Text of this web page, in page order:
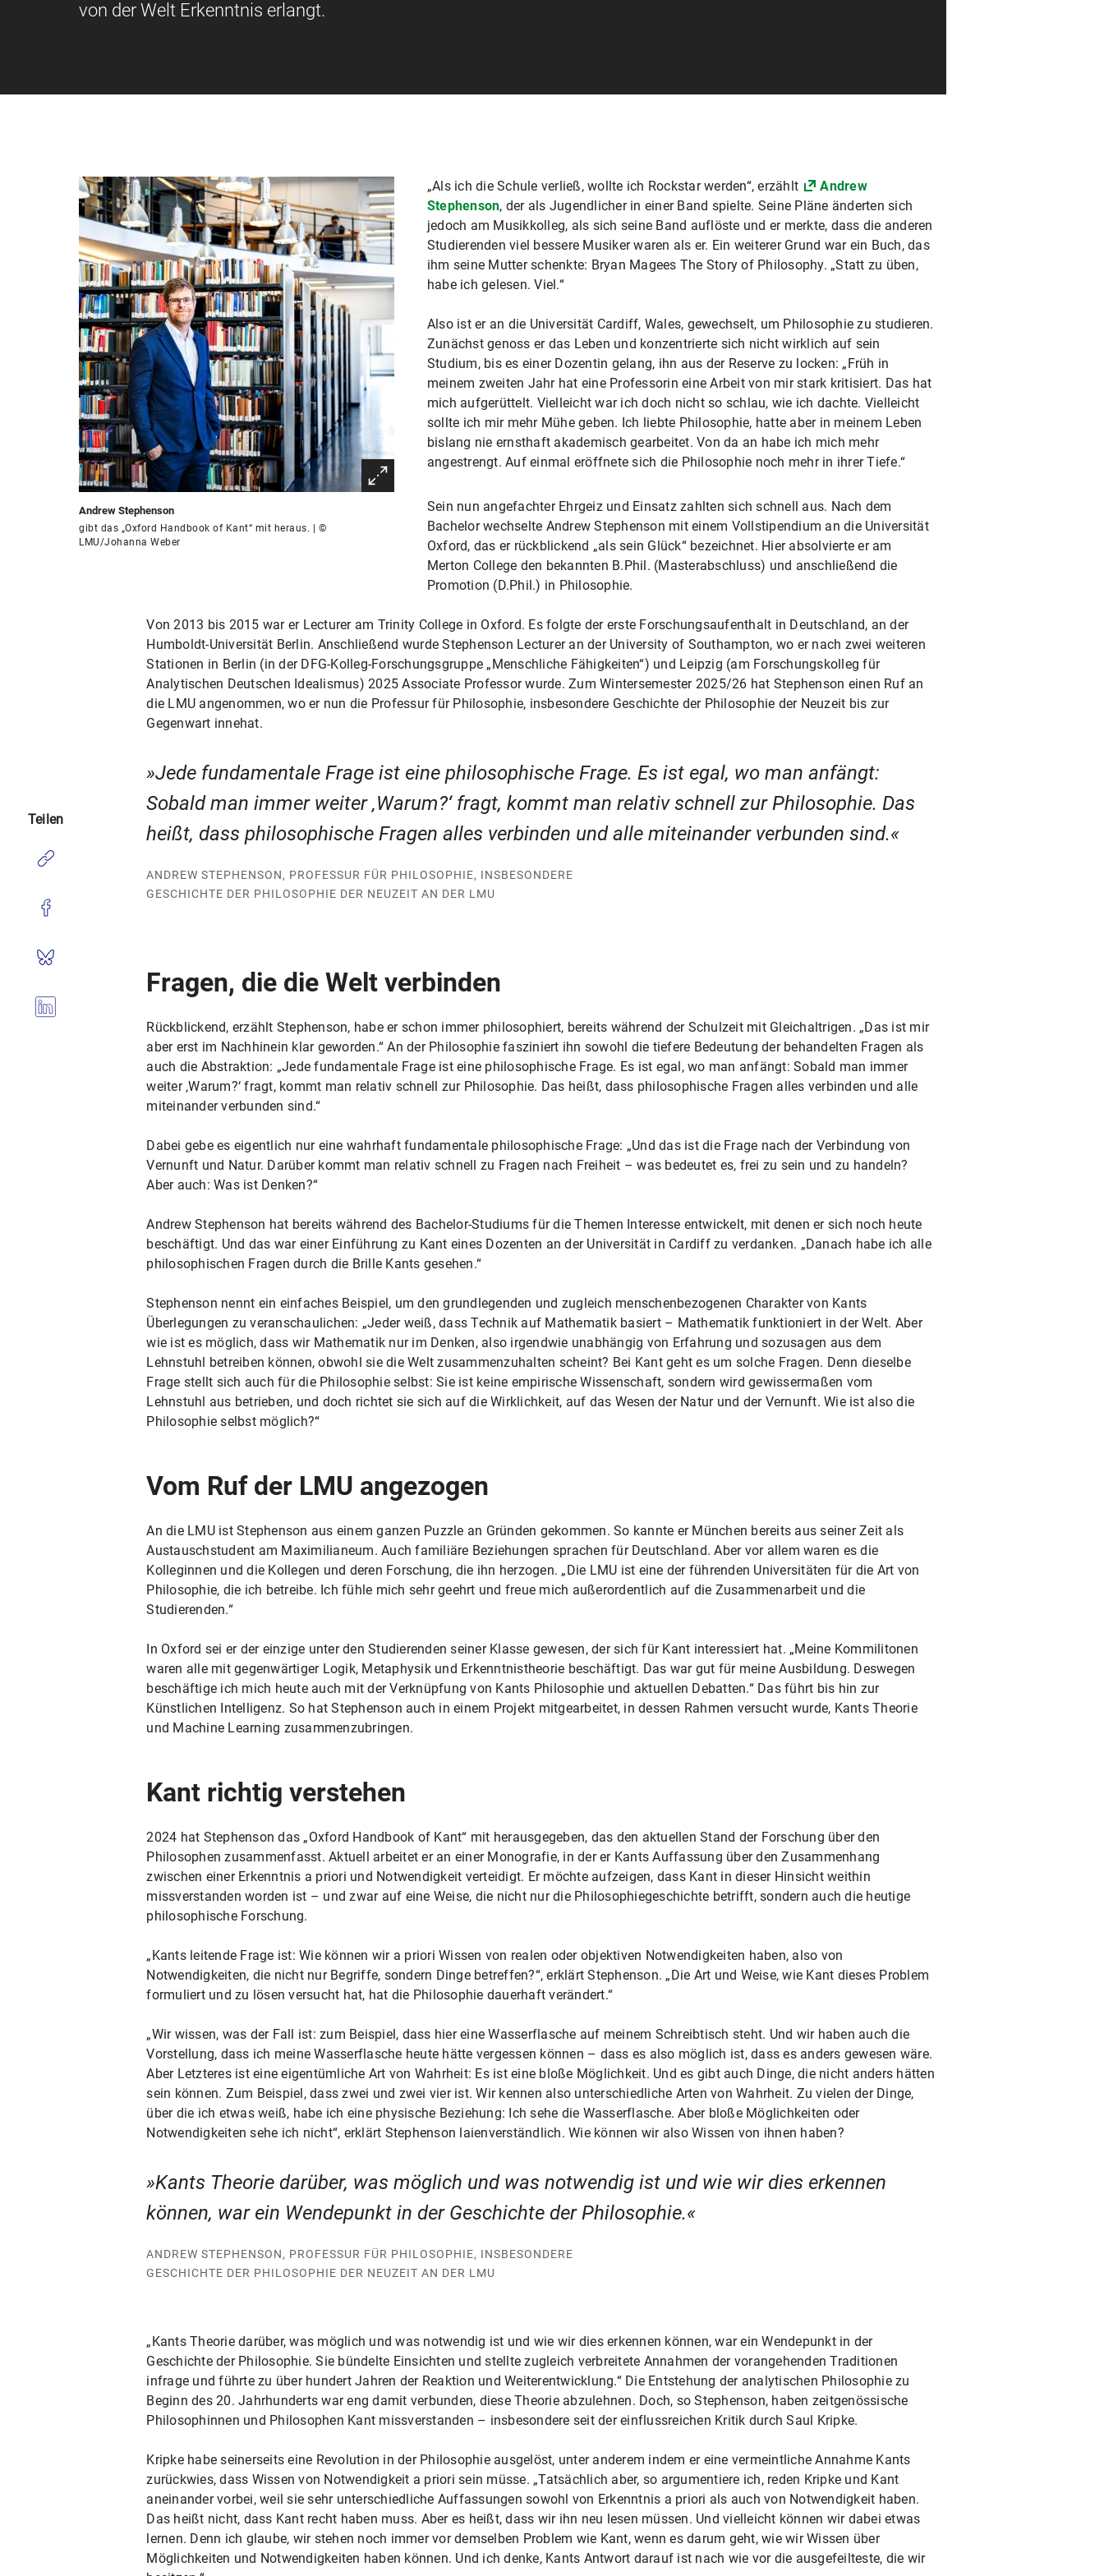
von der Welt Erkenntnis erlangt.
Andrew Stephenson
gibt das „Oxford Handbook of Kant“ mit heraus. | ©
LMU/Johanna Weber
„Als ich die Schule verließ, wollte ich Rockstar werden“, erzählt
Andrew
Stephenson, der als Jugendlicher in einer Band spielte. Seine Pläne änderten sich
jedoch am Musikkolleg, als sich seine Band auflöste und er merkte, dass die anderen
Studierenden viel bessere Musiker waren als er. Ein weiterer Grund war ein Buch, das
ihm seine Mutter schenkte: Bryan Magees The Story of Philosophy. „Statt zu üben,
habe ich gelesen. Viel.“
Also ist er an die Universität Cardiff, Wales, gewechselt, um Philosophie zu studieren.
Zunächst genoss er das Leben und konzentrierte sich nicht wirklich auf sein
Studium, bis es einer Dozentin gelang, ihn aus der Reserve zu locken: „Früh in
meinem zweiten Jahr hat eine Professorin eine Arbeit von mir stark kritisiert. Das hat
mich aufgerüttelt. Vielleicht war ich doch nicht so schlau, wie ich dachte. Vielleicht
sollte ich mir mehr Mühe geben. Ich liebte Philosophie, hatte aber in meinem Leben
bislang nie ernsthaft akademisch gearbeitet. Von da an habe ich mich mehr
angestrengt. Auf einmal eröffnete sich die Philosophie noch mehr in ihrer Tiefe.“
Sein nun angefachter Ehrgeiz und Einsatz zahlten sich schnell aus. Nach dem
Bachelor wechselte Andrew Stephenson mit einem Vollstipendium an die Universität
Oxford, das er rückblickend „als sein Glück“ bezeichnet. Hier absolvierte er am
Merton College den bekannten B.Phil. (Masterabschluss) und anschließend die
Promotion (D.Phil.) in Philosophie.
Von 2013 bis 2015 war er Lecturer am Trinity College in Oxford. Es folgte der erste Forschungsaufenthalt in Deutschland, an der
Humboldt-Universität Berlin. Anschließend wurde Stephenson Lecturer an der University of Southampton, wo er nach zwei weiteren
Stationen in Berlin (in der DFG-Kolleg-Forschungsgruppe „Menschliche Fähigkeiten“) und Leipzig (am Forschungskolleg für
Analytischen Deutschen Idealismus) 2025 Associate Professor wurde. Zum Wintersemester 2025/26 hat Stephenson einen Ruf an
die LMU angenommen, wo er nun die Professur für Philosophie, insbesondere Geschichte der Philosophie der Neuzeit bis zur
Gegenwart innehat.
Jede fundamentale Frage ist eine philosophische Frage. Es ist egal, wo man anfängt:
Sobald man immer weiter ‚Warum?‘ fragt, kommt man relativ schnell zur Philosophie. Das
heißt, dass philosophische Fragen alles verbinden und alle miteinander verbunden sind.
ANDREW STEPHENSON, PROFESSUR FÜR PHILOSOPHIE, INSBESONDERE
GESCHICHTE DER PHILOSOPHIE DER NEUZEIT AN DER LMU
Fragen, die die Welt verbinden
Rückblickend, erzählt Stephenson, habe er schon immer philosophiert, bereits während der Schulzeit mit Gleichaltrigen. „Das ist mir
aber erst im Nachhinein klar geworden.“ An der Philosophie fasziniert ihn sowohl die tiefere Bedeutung der behandelten Fragen als
auch die Abstraktion: „Jede fundamentale Frage ist eine philosophische Frage. Es ist egal, wo man anfängt: Sobald man immer
weiter ‚Warum?‘ fragt, kommt man relativ schnell zur Philosophie. Das heißt, dass philosophische Fragen alles verbinden und alle
miteinander verbunden sind.“
Dabei gebe es eigentlich nur eine wahrhaft fundamentale philosophische Frage: „Und das ist die Frage nach der Verbindung von
Vernunft und Natur. Darüber kommt man relativ schnell zu Fragen nach Freiheit – was bedeutet es, frei zu sein und zu handeln?
Aber auch: Was ist Denken?“
Andrew Stephenson hat bereits während des Bachelor-Studiums für die Themen Interesse entwickelt, mit denen er sich noch heute
beschäftigt. Und das war einer Einführung zu Kant eines Dozenten an der Universität in Cardiff zu verdanken. „Danach habe ich alle
philosophischen Fragen durch die Brille Kants gesehen.“
Stephenson nennt ein einfaches Beispiel, um den grundlegenden und zugleich menschenbezogenen Charakter von Kants
Überlegungen zu veranschaulichen: „Jeder weiß, dass Technik auf Mathematik basiert – Mathematik funktioniert in der Welt. Aber
wie ist es möglich, dass wir Mathematik nur im Denken, also irgendwie unabhängig von Erfahrung und sozusagen aus dem
Lehnstuhl betreiben können, obwohl sie die Welt zusammenzuhalten scheint? Bei Kant geht es um solche Fragen. Denn dieselbe
Frage stellt sich auch für die Philosophie selbst: Sie ist keine empirische Wissenschaft, sondern wird gewissermaßen vom
Lehnstuhl aus betrieben, und doch richtet sie sich auf die Wirklichkeit, auf das Wesen der Natur und der Vernunft. Wie ist also die
Philosophie selbst möglich?“
Vom Ruf der LMU angezogen
An die LMU ist Stephenson aus einem ganzen Puzzle an Gründen gekommen. So kannte er München bereits aus seiner Zeit als
Austauschstudent am Maximilianeum. Auch familiäre Beziehungen sprachen für Deutschland. Aber vor allem waren es die
Kolleginnen und die Kollegen und deren Forschung, die ihn herzogen. „Die LMU ist eine der führenden Universitäten für die Art von
Philosophie, die ich betreibe. Ich fühle mich sehr geehrt und freue mich außerordentlich auf die Zusammenarbeit und die
Studierenden.“
In Oxford sei er der einzige unter den Studierenden seiner Klasse gewesen, der sich für Kant interessiert hat. „Meine Kommilitonen
waren alle mit gegenwärtiger Logik, Metaphysik und Erkenntnistheorie beschäftigt. Das war gut für meine Ausbildung. Deswegen
beschäftige ich mich heute auch mit der Verknüpfung von Kants Philosophie und aktuellen Debatten.“ Das führt bis hin zur
Künstlichen Intelligenz. So hat Stephenson auch in einem Projekt mitgearbeitet, in dessen Rahmen versucht wurde, Kants Theorie
und Machine Learning zusammenzubringen.
Kant richtig verstehen
2024 hat Stephenson das „Oxford Handbook of Kant“ mit herausgegeben, das den aktuellen Stand der Forschung über den
Philosophen zusammenfasst. Aktuell arbeitet er an einer Monografie, in der er Kants Auffassung über den Zusammenhang
zwischen einer Erkenntnis a priori und Notwendigkeit verteidigt. Er möchte aufzeigen, dass Kant in dieser Hinsicht weithin
missverstanden worden ist – und zwar auf eine Weise, die nicht nur die Philosophiegeschichte betrifft, sondern auch die heutige
philosophische Forschung.
„Kants leitende Frage ist: Wie können wir a priori Wissen von realen oder objektiven Notwendigkeiten haben, also von
Notwendigkeiten, die nicht nur Begriffe, sondern Dinge betreffen?“, erklärt Stephenson. „Die Art und Weise, wie Kant dieses Problem
formuliert und zu lösen versucht hat, hat die Philosophie dauerhaft verändert.“
„Wir wissen, was der Fall ist: zum Beispiel, dass hier eine Wasserflasche auf meinem Schreibtisch steht. Und wir haben auch die
Vorstellung, dass ich meine Wasserflasche heute hätte vergessen können – dass es also möglich ist, dass es anders gewesen wäre.
Aber Letzteres ist eine eigentümliche Art von Wahrheit: Es ist eine bloße Möglichkeit. Und es gibt auch Dinge, die nicht anders hätten
sein können. Zum Beispiel, dass zwei und zwei vier ist. Wir kennen also unterschiedliche Arten von Wahrheit. Zu vielen der Dinge,
über die ich etwas weiß, habe ich eine physische Beziehung: Ich sehe die Wasserflasche. Aber bloße Möglichkeiten oder
Notwendigkeiten sehe ich nicht“, erklärt Stephenson laienverständlich. Wie können wir also Wissen von ihnen haben?
Kants Theorie darüber, was möglich und was notwendig ist und wie wir dies erkennen
können, war ein Wendepunkt in der Geschichte der Philosophie.
ANDREW STEPHENSON, PROFESSUR FÜR PHILOSOPHIE, INSBESONDERE
GESCHICHTE DER PHILOSOPHIE DER NEUZEIT AN DER LMU
„Kants Theorie darüber, was möglich und was notwendig ist und wie wir dies erkennen können, war ein Wendepunkt in der
Geschichte der Philosophie. Sie bündelte Einsichten und stellte zugleich verbreitete Annahmen der vorangehenden Traditionen
infrage und führte zu über hundert Jahren der Reaktion und Weiterentwicklung.“ Die Entstehung der analytischen Philosophie zu
Beginn des 20. Jahrhunderts war eng damit verbunden, diese Theorie abzulehnen. Doch, so Stephenson, haben zeitgenössische
Philosophinnen und Philosophen Kant missverstanden – insbesondere seit der einflussreichen Kritik durch Saul Kripke.
Kripke habe seinerseits eine Revolution in der Philosophie ausgelöst, unter anderem indem er eine vermeintliche Annahme Kants
zurückwies, dass Wissen von Notwendigkeit a priori sein müsse. „Tatsächlich aber, so argumentiere ich, reden Kripke und Kant
aneinander vorbei, weil sie sehr unterschiedliche Auffassungen sowohl von Erkenntnis a priori als auch von Notwendigkeit haben.
Das heißt nicht, dass Kant recht haben muss. Aber es heißt, dass wir ihn neu lesen müssen. Und vielleicht können wir dabei etwas
lernen. Denn ich glaube, wir stehen noch immer vor demselben Problem wie Kant, wenn es darum geht, wie wir Wissen über
Möglichkeiten und Notwendigkeiten haben können. Und ich denke, Kants Antwort darauf ist nach wie vor die ausgefeilteste, die wir
Teilen